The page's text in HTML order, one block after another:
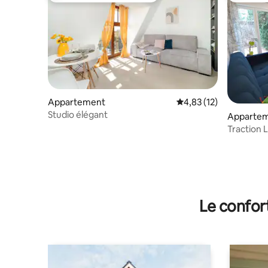
Appartement Évaluation moyenne
4,83 (12)
Studio élégant
Traction
Le